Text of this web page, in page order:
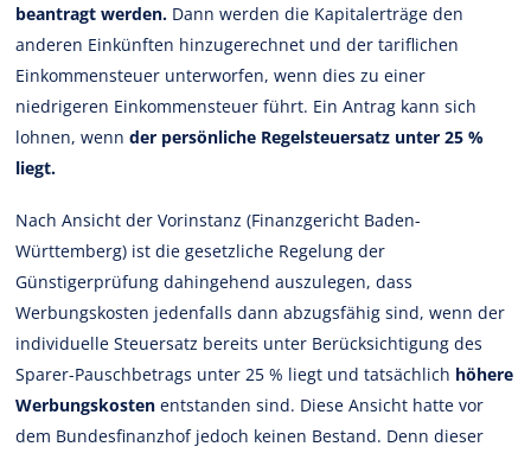
beantragt werden. Dann werden die Kapitalerträge den
anderen Einkünften hinzugerechnet und der tariflichen
Einkommensteuer unterworfen, wenn dies zu einer
niedrigeren Einkommensteuer führt. Ein Antrag kann sich
lohnen, wennder persönliche Regelsteuersatz unter 25 %
liegt.
Nach Ansicht der Vorinstanz (Finanzgericht Baden-
Württemberg) ist die gesetzliche Regelung der
Günstigerprüfung dahingehend auszulegen, dass
Werbungskosten jedenfalls dann abzugsfähig sind, wenn der
individuelle Steuersatz bereits unter Berücksichtigung des
Sparer-Pauschbetrags unter 25 % liegt und tatsächlich höhere
Werbungskosten entstanden sind. Diese Ansicht hatte vor
dem Bundesfinanzhof jedoch keinen Bestand. Denn dieser